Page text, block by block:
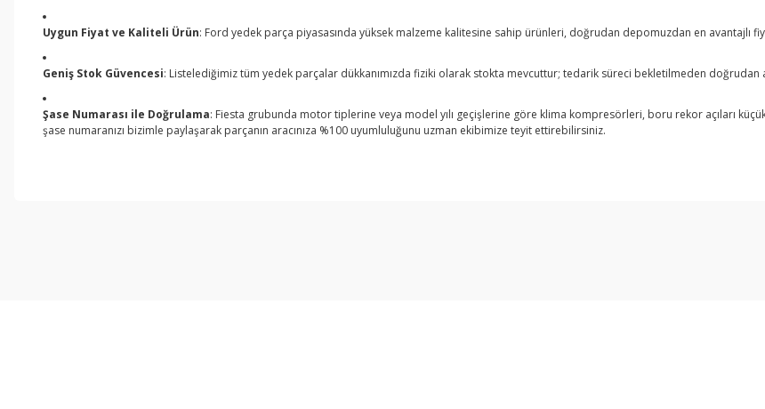
Uygun Fiyat ve Kaliteli Ürün: Ford yedek parça piyasasında yüksek malzeme kalitesine sahip ürünleri, doğrudan depomuzdan en avantajlı
Geniş Stok Güvencesi: Listelediğimiz tüm yedek parçalar dükkanımızda fiziki olarak stokta mevcuttur; tedarik süreci bekletilmeden
Şase Numarası ile Doğrulama: Fiesta grubunda motor tiplerine veya model yılı geçişlerine göre klima kompresörleri, boru rekor açıları
şase numaranızı bizimle paylaşarak parçanın aracınıza %100 uyumluluğunu uzman ekibimize teyit ettirebilirsiniz.